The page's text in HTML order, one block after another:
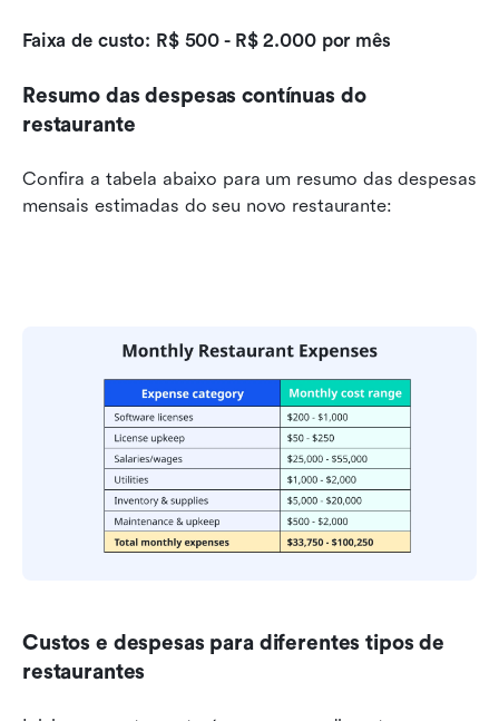
Faixa de custo: R$ 500 - R$ 2.000 por mês
Resumo das despesas contínuas do
restaurante
Confira a tabela abaixo para um resumo das despesas
mensais estimadas do seu novo restaurante:
Custos e despesas para diferentes tipos de
restaurantes